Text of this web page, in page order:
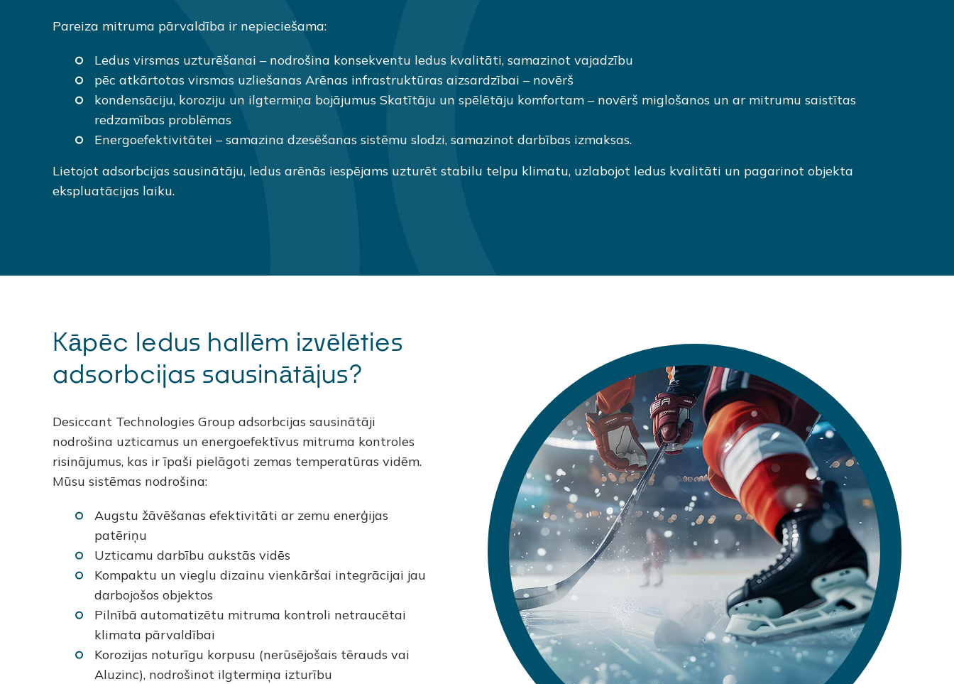
Pareiza mitruma pārvaldība ir nepieciešama:
Ledus virsmas uzturēšanai – nodrošina konsekventu ledus kvalitāti, samazinot vajadzību
pēc atkārtotas virsmas uzliešanas Arēnas infrastruktūras aizsardzībai – novērš
kondensāciju, koroziju un ilgtermiņa bojājumus Skatītāju un spēlētāju komfortam – novērš miglošanos un ar mitrumu saistītas
redzamības problēmas
Energoefektivitātei – samazina dzesēšanas sistēmu slodzi, samazinot darbības izmaksas.
Lietojot adsorbcijas sausinātāju, ledus arēnās iespējams uzturēt stabilu telpu klimatu, uzlabojot ledus kvalitāti un pagarinot objekta
ekspluatācijas laiku.
Kāpēc ledus hallēm izvēlēties
adsorbcijas sausinātājus?
Desiccant Technologies Group adsorbcijas sausinātāji
nodrošina uzticamus un energoefektīvus mitruma kontroles
risinājumus, kas ir īpaši pielāgoti zemas temperatūras vidēm.
Mūsu sistēmas nodrošina:
Augstu žāvēšanas efektivitāti ar zemu enerģijas
patēriņu
Uzticamu darbību aukstās vidēs
Kompaktu un vieglu dizainu vienkāršai integrācijai jau
darbojošos objektos
Pilnībā automatizētu mitruma kontroli netraucētai
klimata pārvaldībai
Korozijas noturīgu korpusu (nerūsējošais tērauds vai
Aluzinc), nodrošinot ilgtermiņa izturību